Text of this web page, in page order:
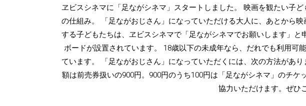
ヱビスシネマに「足ながシネマ」スタートしました。 映画を観たい子
の仕組み。 「足ながおじさん」になっていただける大人に、あとから
する子どもたちは、ヱビスシネマで「足ながシネマでお願いします」
ボードが設置されています。 18歳以下の未成年なら、だれでも利用
ています。 「足ながおじさん」になっていただくには、次の方法があ
額は前売券扱いの900円。900円のうち100円は「足ながシネマ」のチ
協力いただけます。ぜひ